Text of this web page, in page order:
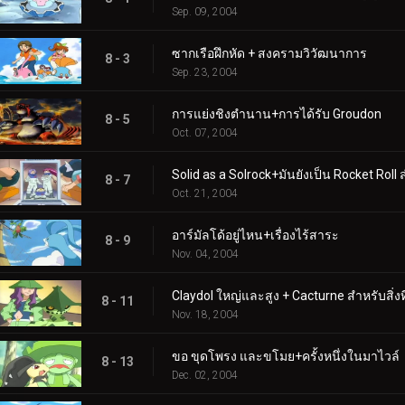
Sep. 09, 2004
8 - 3 ซากเรือฝึกหัด + สงครามวิวัฒนาการ
Sep. 23, 2004
8 - 5 การแย่งชิงตำนาน+การได้รับ Groudon
Oct. 07, 2004
8 - 7 Solid as a Solrock+มันยังเป็น Rocket Roll
Oct. 21, 2004
8 - 9 อาร์มัลโด้อยู่ไหน+เรื่องไร้สาระ
Nov. 04, 2004
8 - 11 Claydol ใหญ่และสูง + Cacturne สำหรับสิ่ง
Nov. 18, 2004
8 - 13 ขอ ขุดโพรง และขโมย+ครั้งหนึ่งในมาไวล์
Dec. 02, 2004